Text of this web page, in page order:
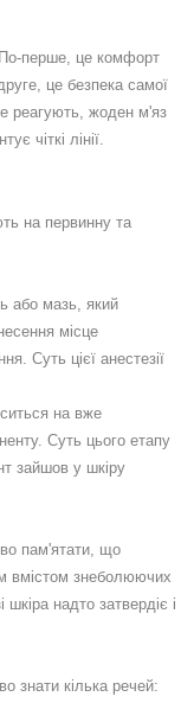
По-перше, це комфорт
це безпека самої
реагують, жоден м'яз
чіткі лінії.
на первинну та
або мазь, який
місце
Суть цієї анестезії
на вже
Суть цього етапу
зайшов у шкіру
пам'ятати, що
вмістом знеболюючих
надто затвердіє і
знати кілька речей: